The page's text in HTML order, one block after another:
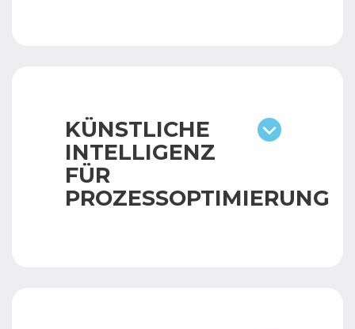
KÜNSTLICHE
INTELLIGENZ
FÜR
PROZESSOPTIMIERUNG